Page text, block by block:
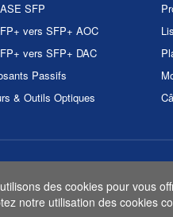
SFP
vers SFP+ AOC
vers SFP+ DAC
Passifs
& Outils Optiques
des cookies pour vous
notre utilisation des cookies